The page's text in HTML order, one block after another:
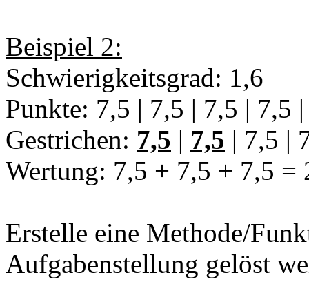
Beispiel 2:
Schwierigkeitsgrad: 1,6
Punkte: 7,5 | 7,5 | 7,5 | 7,5
Gestrichen: 7,5 | 7,5 | 7,5 |
Wertung: 7,5 + 7,5 + 7,5 =
Erstelle eine Methode/
Aufgabenstellung gelöst